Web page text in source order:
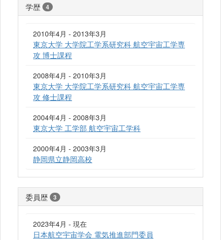
学歴 4
2010年4月 - 2013年3月
東京大学 大学院工学系研究科 航空宇宙工学専
攻 博士課程
2008年4月 - 2010年3月
東京大学 大学院工学系研究科 航空宇宙工学専
攻 修士課程
2004年4月 - 2008年3月
東京大学 工学部 航空宇宙工学科
2000年4月 - 2003年3月
静岡県立静岡高校
委員歴 3
2023年4月 - 現在
日本航空宇宙学会 電気推進部門委員